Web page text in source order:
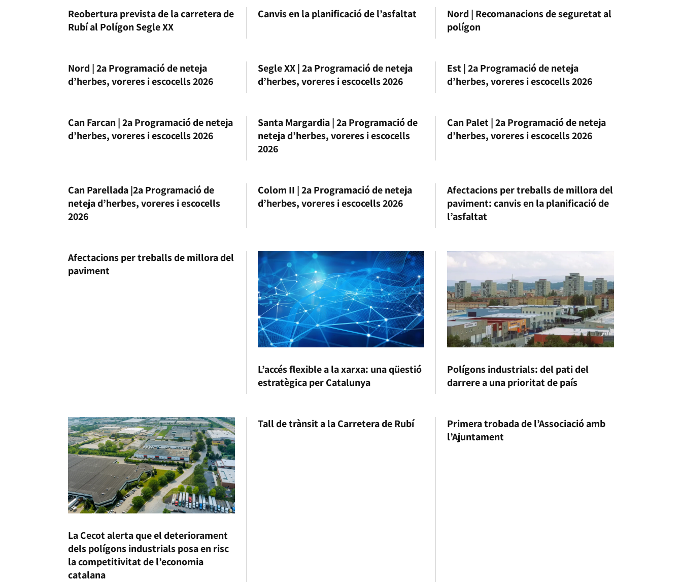
Reobertura prevista de la carretera de
Rubí al Polígon Segle XX
Canvis en la planificació de l’asfaltat
Nord | Recomanacions de seguretat al
polígon
Nord | 2a Programació de neteja
d’herbes, voreres i escocells 2026
Segle XX | 2a Programació de neteja
d’herbes, voreres i escocells 2026
Est | 2a Programació de neteja
d’herbes, voreres i escocells 2026
Can Farcan | 2a Programació de neteja
d’herbes, voreres i escocells 2026
Santa Margardia | 2a Programació de
neteja d’herbes, voreres i escocells
2026
Can Palet | 2a Programació de neteja
d’herbes, voreres i escocells 2026
Can Parellada |2a Programació de
neteja d’herbes, voreres i escocells
2026
Colom II | 2a Programació de neteja
d’herbes, voreres i escocells 2026
Afectacions per treballs de millora del
paviment: canvis en la planificació de
l’asfaltat
Afectacions per treballs de millora del
paviment
L’accés flexible a la xarxa: una qüestió
estratègica per Catalunya
Polígons industrials: del pati del
darrere a una prioritat de país
La Cecot alerta que el deteriorament
dels polígons industrials posa en risc
la competitivitat de l’economia
catalana
Tall de trànsit a la Carretera de Rubí
Primera trobada de l’Associació amb
l’Ajuntament